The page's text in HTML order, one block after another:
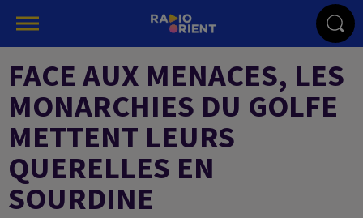
FACE AUX MENACES, LES
MONARCHIES DU GOLFE
METTENT LEURS
QUERELLES EN
SOURDINE